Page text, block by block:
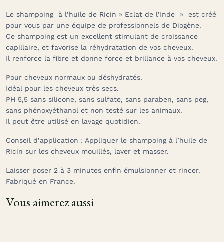
Le shampoing à l’huile de Ricin » Eclat de l’Inde » est créé
pour vous par une équipe de professionnels de Diogène.
Ce shampoing est un excellent stimulant de croissance
capillaire, et favorise la réhydratation de vos cheveux.
Il renforce la fibre et donne force et brillance à vos cheveux.
Pour cheveux normaux ou déshydratés.
Idéal pour les cheveux très secs.
PH 5,5 sans silicone, sans sulfate, sans paraben, sans peg,
sans phénoxyéthanol et non testé sur les animaux.
Il peut être utilisé en lavage quotidien.
Conseil d’application : Appliquer le shampoing à l’huile de
Ricin sur les cheveux mouillés, laver et masser.
Laisser poser 2 à 3 minutes enfin émulsionner et rincer.
Fabriqué en France.
Vous aimerez aussi